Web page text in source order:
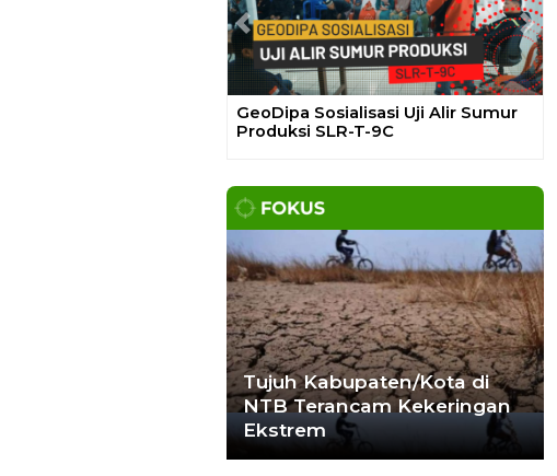
CEK FAKTA
Hoaks – Video Viral
Pertandingan
Diulang
Laporkan Hoaks Cek Fakta Lain
Previous Next